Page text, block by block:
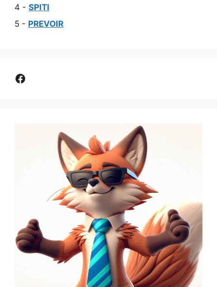
4 - SPITI
5 - PREVOIR
Comparer assurance